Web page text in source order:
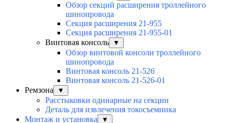
Обзор секций расширения троллейного
шинопровода
Секция расширения 21-955
Секция расширения 21-955-01
Винтовая консоль
▼
Обзор винтовой консоли троллейного
шинопровода
Винтовая консоль 21-526
Винтовая консоль 21-526-01
Ремзона
▼
Расстыковки одинарные на секции
Деталь для извлечения токосъемника
Монтаж и установка
▼